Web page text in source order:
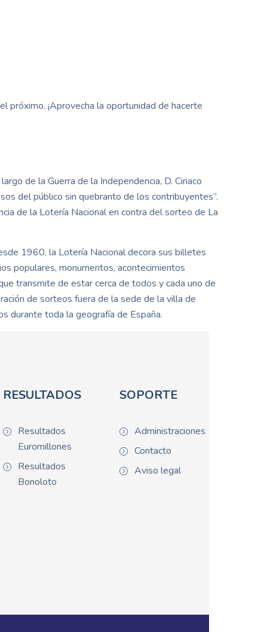
¡Aprovecha la oportunidad de hacerte
de la Guerra de la Independencia, D. Ciriaco
del público sin quebranto de los contribuyentes”.
de la Lotería Nacional en contra del sorteo de La
1960, la Lotería Nacional decora sus billetes
populares, monumentos, acontecimientos
transmite de estar cerca de todos y cada uno de
de sorteos fuera de la sede de la villa de
durante toda la geografía de España.
RESULTADOS
Resultados
Euromillones
Resultados
Bonoloto
SOPORTE
Administraciones
Contacto
Aviso legal